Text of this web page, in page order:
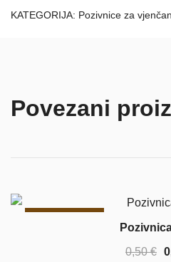
KATEGORIJA: Pozivnice za
Povezani
0,50€